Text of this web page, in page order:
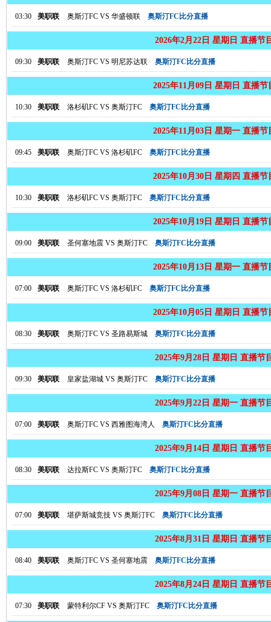
03:30 美职联 奥斯汀FC VS 华盛顿联 奥斯汀FC比分直播
2026年2月22日 星期日 直播节
09:30 美职联 奥斯汀FC VS 明尼苏达联 奥斯汀FC比分直播
2025年11月09日 星期日 直播节
10:30 美职联 洛杉矶FC VS 奥斯汀FC 奥斯汀FC比分直播
2025年11月03日 星期一 直播节
09:45 美职联 奥斯汀FC VS 洛杉矶FC 奥斯汀FC比分直播
2025年10月30日 星期四 直播节
10:30 美职联 洛杉矶FC VS 奥斯汀FC 奥斯汀FC比分直播
2025年10月19日 星期日 直播节
09:00 美职联 圣何塞地震 VS 奥斯汀FC 奥斯汀FC比分直播
2025年10月13日 星期一 直播节
07:00 美职联 奥斯汀FC VS 洛杉矶FC 奥斯汀FC比分直播
2025年10月05日 星期日 直播节
08:30 美职联 奥斯汀FC VS 圣路易斯城 奥斯汀FC比分直播
2025年9月28日 星期日 直播节
09:30 美职联 皇家盐湖城 VS 奥斯汀FC 奥斯汀FC比分直播
2025年9月22日 星期一 直播节
07:00 美职联 奥斯汀FC VS 西雅图海湾人 奥斯汀FC比分直播
2025年9月14日 星期日 直播节
08:30 美职联 达拉斯FC VS 奥斯汀FC 奥斯汀FC比分直播
2025年9月08日 星期一 直播节
07:00 美职联 堪萨斯城竞技 VS 奥斯汀FC 奥斯汀FC比分直播
2025年8月31日 星期日 直播节
08:40 美职联 奥斯汀FC VS 圣何塞地震 奥斯汀FC比分直播
2025年8月24日 星期日 直播节
07:30 美职联 蒙特利尔CF VS 奥斯汀FC 奥斯汀FC比分直播